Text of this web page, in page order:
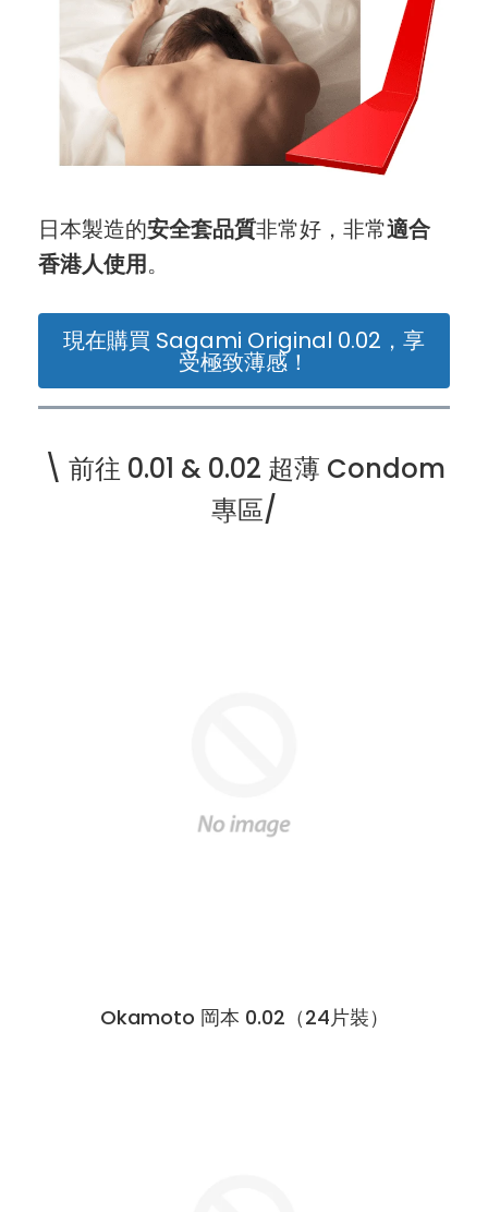
日本製造的安全套品質非常好，非常適合
香港人使用。
現在購買 Sagami Original 0.02，享
受極致薄感！
\ 前往 0.01 & 0.02 超薄 Condom
專區/
Okamoto 岡本 0.02（24片裝）